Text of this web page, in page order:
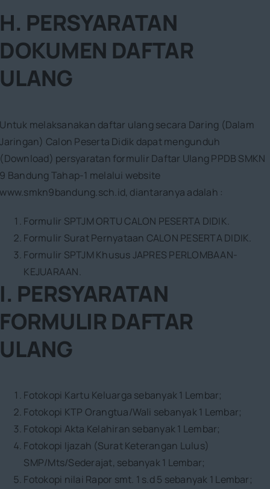
H. PERSYARATAN
DOKUMEN DAFTAR
ULANG
Untuk melaksanakan daftar ulang secara Daring (Dalam
Jaringan) Calon Peserta Didik dapat mengunduh
(Download) persyaratan formulir Daftar Ulang PPDB SMKN
9 Bandung Tahap-1 melalui website
www.smkn9bandung.sch.id, diantaranya adalah :
Formulir SPTJM ORTU CALON PESERTA DIDIK.
Formulir Surat Pernyataan CALON PESERTA DIDIK.
Formulir SPTJM Khusus JAPRES PERLOMBAAN-
KEJUARAAN.
I. PERSYARATAN
FORMULIR DAFTAR
ULANG
Fotokopi Kartu Keluarga sebanyak 1 Lembar;
Fotokopi KTP Orangtua/Wali sebanyak 1 Lembar;
Fotokopi Akta Kelahiran sebanyak 1 Lembar;
Fotokopi Ijazah (Surat Keterangan Lulus)
SMP/Mts/Sederajat, sebanyak 1 Lembar;
Fotokopi nilai Rapor smt. 1 s.d 5 sebanyak 1 Lembar;